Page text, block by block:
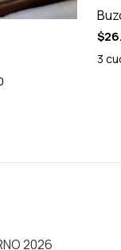
3
2026